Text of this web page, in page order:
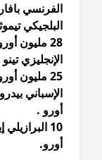
بافارد (بايرن ميونخ): 30
تيموثي
تينو